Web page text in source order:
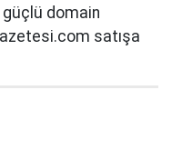
güçlü domain
satışa